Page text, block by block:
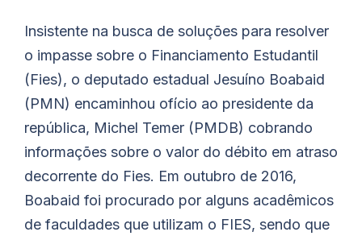
Insistente na busca de soluções para resolver
o impasse sobre o Financiamento Estudantil
(Fies), o deputado estadual Jesuíno Boabaid
(PMN) encaminhou ofício ao presidente da
república, Michel Temer (PMDB) cobrando
informações sobre o valor do débito em atraso
decorrente do Fies. Em outubro de 2016,
Boabaid foi procurado por alguns acadêmicos
de faculdades que utilizam o FIES, sendo que